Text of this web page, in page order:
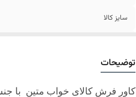
سایز کالا
توضیحات
کاور فرش کالای خواب متین با